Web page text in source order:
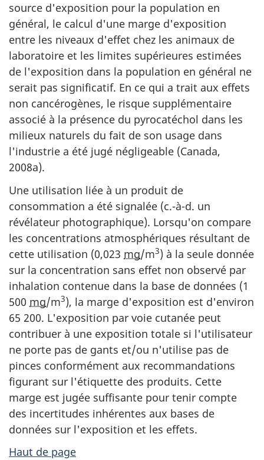
source d'exposition pour la population en
général, le calcul d'une marge d'exposition
entre les niveaux d'effet chez les animaux de
laboratoire et les limites supérieures estimées
de l'exposition dans la population en général ne
serait pas significatif. En ce qui a trait aux effets
non cancérogènes, le risque supplémentaire
associé à la présence du pyrocatéchol dans les
milieux naturels du fait de son usage dans
l'industrie a été jugé négligeable (Canada,
2008a).
Une utilisation liée à un produit de
consommation a été signalée (c.-à-d. un
révélateur photographique). Lorsqu'on compare
les concentrations atmosphériques résultant de
cette utilisation (0,023 mg/m3) à la seule donnée
sur la concentration sans effet non observé par
inhalation contenue dans la base de données (1
500 mg/m3), la marge d'exposition est d'environ
65 200. L'exposition par voie cutanée peut
contribuer à une exposition totale si l'utilisateur
ne porte pas de gants et/ou n'utilise pas de
pinces conformément aux recommandations
figurant sur l'étiquette des produits. Cette
marge est jugée suffisante pour tenir compte
des incertitudes inhérentes aux bases de
données sur l'exposition et les effets.
Haut de page